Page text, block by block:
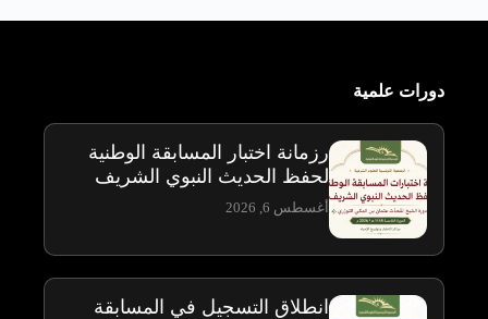
دورات علمية
رزمانة اختبار المسابقة الوطنية
لحفظ الحديث النبوي الشريف
أغسطس 6, 2026
انطلاق التسجيل في المسابقة